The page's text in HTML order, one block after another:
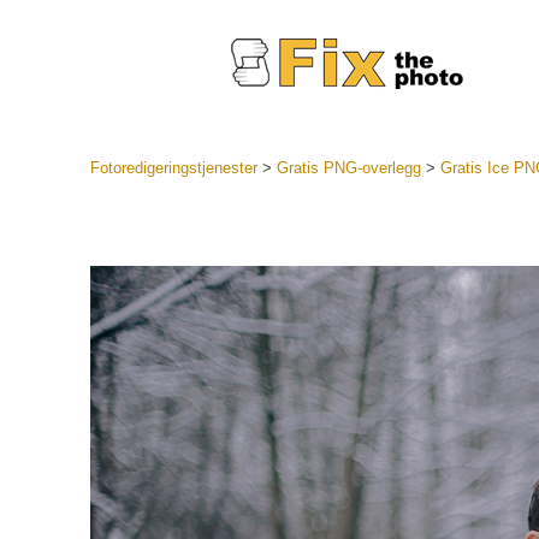
LR
samlinger
Beste
Mobile
Fotoredigeringstjenester> Gratis PNG-overlegg> Gratis Ice